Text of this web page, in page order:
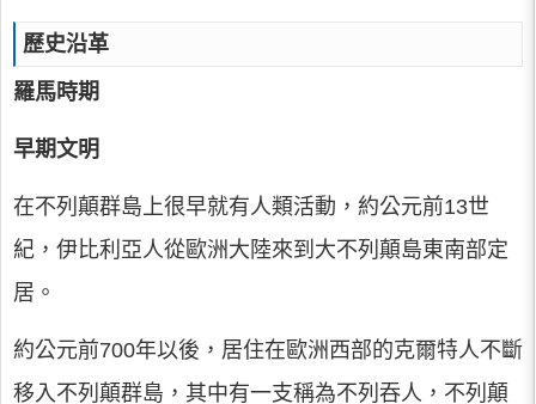
歷史沿革
羅馬時期
早期文明
在不列顛群島上很早就有人類活動，約公元前13世
紀，伊比利亞人從歐洲大陸來到大不列顛島東南部定
居。
約公元前700年以後，居住在歐洲西部的克爾特人不斷
移入不列顛群島，其中有一支稱為不列吞人，不列顛